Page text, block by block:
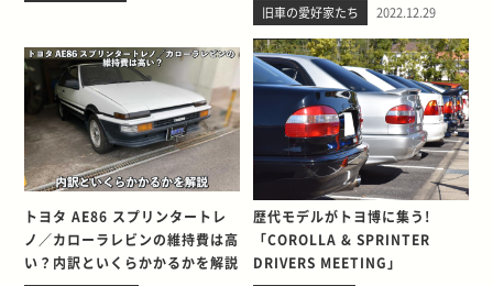
旧車の愛好家たち 2022.12.29
トヨタ AE86 スプリンタートレ
ノ／カローラレビンの維持費は高
い？内訳といくらかかるかを解説
歴代モデルがトヨ博に集う!
「COROLLA & SPRINTER
DRIVERS MEETING」